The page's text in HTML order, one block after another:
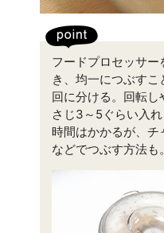
フードプロセッサ
き、均一につぶす
回に分ける。回転
さじ3～5ぐらい入れ
時間はかかるが、チ
などでつぶす方法も。